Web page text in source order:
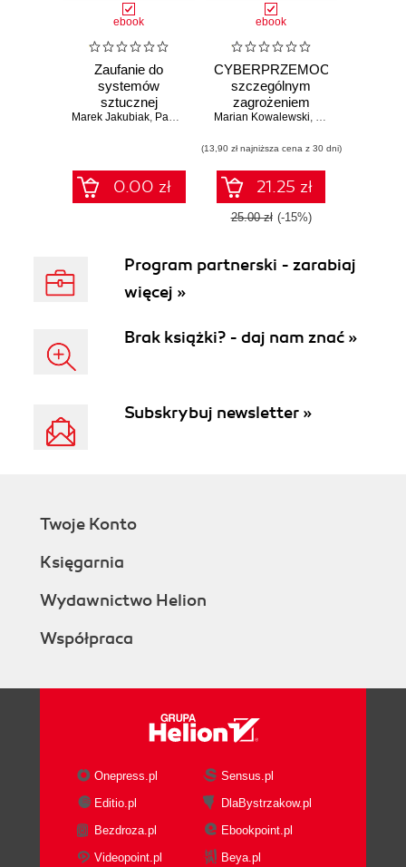
ebook
Zaufanie do
systemów
sztucznej
inteligencji
Marek Jakubiak, Paweł Stacewicz
0.00 zł
ebook
CYBERPRZEMOC
szczególnym
zagrożeniem
społeczeństwa
Marian Kowalewski, Marek Jakubiak
(13,90 zł najniższa cena z 30 dni)
21.25 zł
25.00 zł (-15%)
Program partnerski - zarabiaj
więcej »
Brak książki? - daj nam znać »
Subskrybuj newsletter »
Twoje Konto
Księgarnia
Wydawnictwo Helion
Współpraca
Onepress.pl
Sensus.pl
Editio.pl
DlaBystrzakow.pl
Bezdroza.pl
Ebookpoint.pl
Videopoint.pl
Beya.pl